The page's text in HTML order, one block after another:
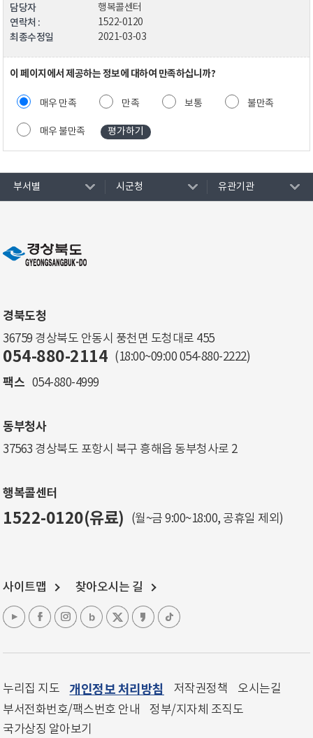
담당자 행복콜센터
연락처 : 1522-0120
최종수정일 2021-03-03
이 페이지에서 제공하는 정보에 대하여 만족하십니까?
매우 만족 만족 보통 불만족
매우 불만족
부서별 시군청 유관기관
경북도청
36759 경상북도 안동시 풍천면 도청대로 455
054-880-2114 (18:00~09:00 054-880-2222)
팩스 054-880-4999
동부청사
37563 경상북도 포항시 북구 흥해읍 동부청사로 2
행복콜센터
1522-0120(유료) (월~금 9:00~18:00, 공휴일 제외)
사이트맵 찾아오시는 길
누리집 지도 개인정보 처리방침 저작권정책
오시는길
부서전화번호/팩스번호 안내
정부/지자체 조직도
국가상징 알아보기